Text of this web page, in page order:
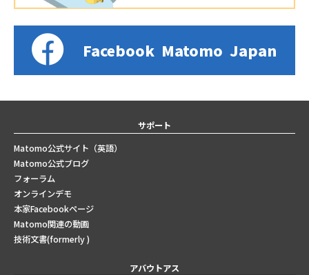
Facebook Matomo Japan
サポート
Matomo公式サイト（英語）
Matomo公式ブログ
フォーラム
オンラインデモ
本家Facebookページ
Matomo関連の動画
技術文書(formerly )
アバウトアス